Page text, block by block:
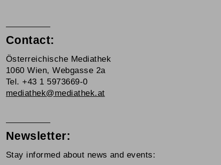
Contact:
Österreichische Mediathek
1060 Wien, Webgasse 2a
Tel. +43 1 5973669-0
mediathek@mediathek.at
Newsletter:
Stay informed about news and events: